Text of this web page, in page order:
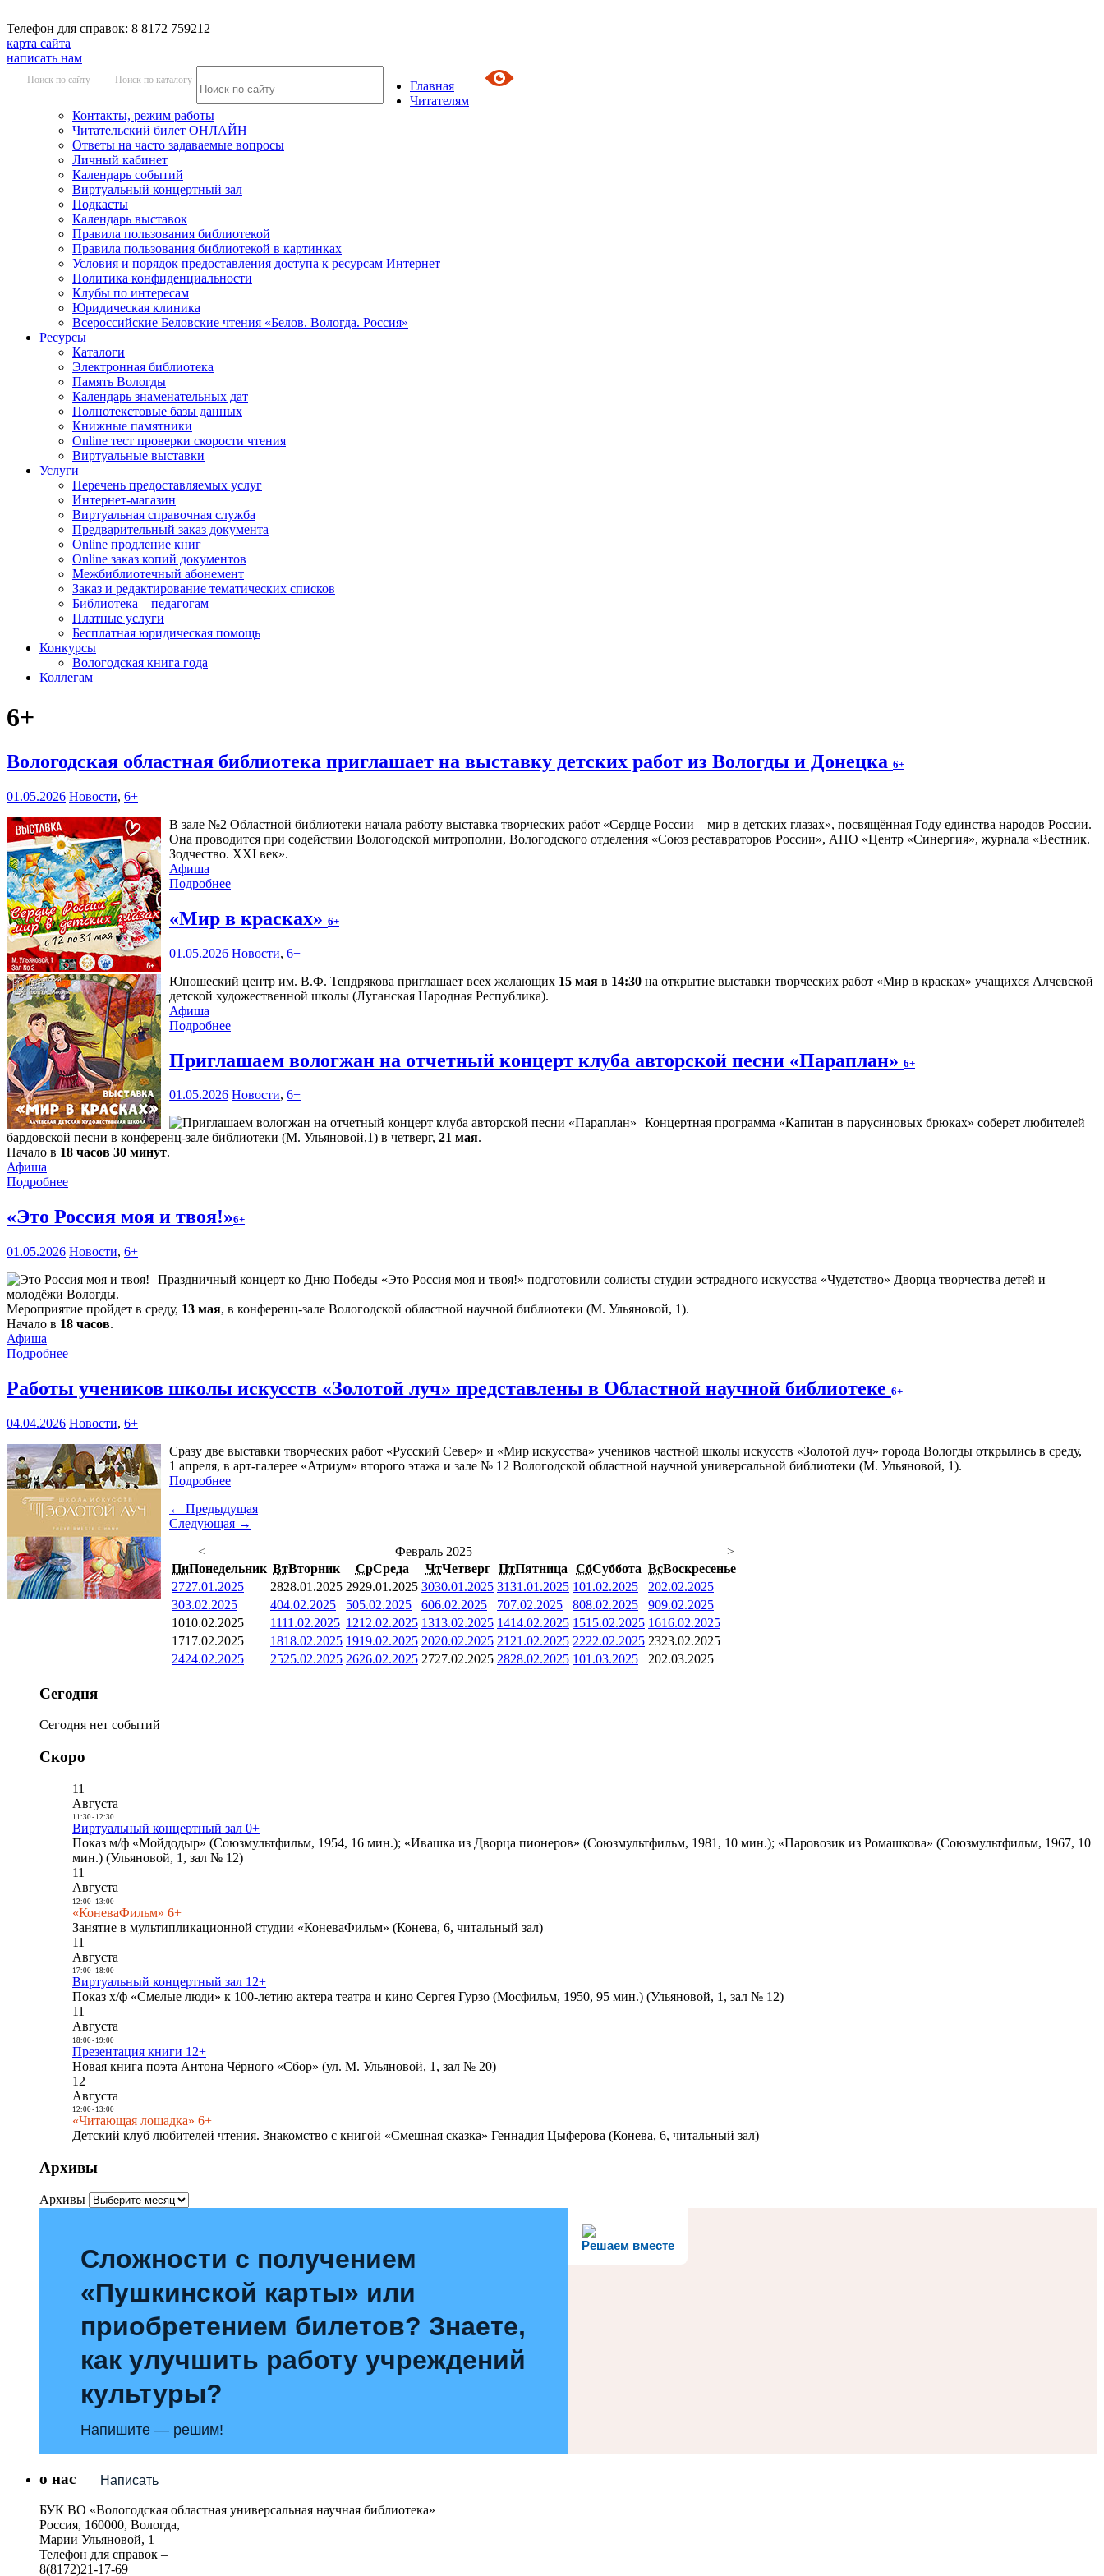
Телефон для справок: 8 8172 759212
карта сайта
написать нам
Поиск по сайту Поиск по каталогу
Главная
Читателям
Контакты, режим работы
Читательский билет ОНЛАЙН
Ответы на часто задаваемые вопросы
Личный кабинет
Календарь событий
Виртуальный концертный зал
Подкасты
Календарь выставок
Правила пользования библиотекой
Правила пользования библиотекой в картинках
Условия и порядок предоставления доступа к ресурсам Интернет
Политика конфиденциальности
Клубы по интересам
Юридическая клиника
Всероссийские Беловские чтения «Белов. Вологда. Россия»
Ресурсы
Каталоги
Электронная библиотека
Память Вологды
Календарь знаменательных дат
Полнотекстовые базы данных
Книжные памятники
Online тест проверки скорости чтения
Виртуальные выставки
Услуги
Перечень предоставляемых услуг
Интернет-магазин
Виртуальная справочная служба
Предварительный заказ документа
Online продление книг
Online заказ копий документов
Межбиблиотечный абонемент
Заказ и редактирование тематических списков
Библиотека – педагогам
Платные услуги
Бесплатная юридическая помощь
Конкурсы
Вологодская книга года
Коллегам
6+
Вологодская областная библиотека приглашает на выставку детских работ из Вологды и Донецка 6+
01.05.2026 Новости, 6+
В зале №2 Областной библиотеки начала работу выставка творческих работ «Сердце России – мир в детских глазах», посвящённая Году единства народов России.
Она проводится при содействии Вологодской митрополии, Вологодского отделения «Союз реставраторов России», АНО «Центр «Синергия», журнала «Вестник.
Зодчество. XXI век».
Афиша
Подробнее
«Мир в красках» 6+
01.05.2026 Новости, 6+
Юношеский центр им. В.Ф. Тендрякова приглашает всех желающих 15 мая в 14:30 на открытие выставки творческих работ «Мир в красках» учащихся Алчевской
детской художественной школы (Луганская Народная Республика).
Афиша
Подробнее
Приглашаем вологжан на отчетный концерт клуба авторской песни «Параплан» 6+
01.05.2026 Новости, 6+
Концертная программа «Капитан в парусиновых брюках» соберет любителей
бардовской песни в конференц-зале библиотеки (М. Ульяновой,1) в четверг, 21 мая.
Начало в 18 часов 30 минут.
Афиша
Подробнее
«Это Россия моя и твоя!»6+
01.05.2026 Новости, 6+
Праздничный концерт ко Дню Победы «Это Россия моя и твоя!» подготовили солисты студии эстрадного искусства «Чудетство» Дворца творчества детей и
молодёжи Вологды.
Мероприятие пройдет в среду, 13 мая, в конференц-зале Вологодской областной научной библиотеки (М. Ульяновой, 1).
Начало в 18 часов.
Афиша
Подробнее
Работы учеников школы искусств «Золотой луч» представлены в Областной научной библиотеке 6+
04.04.2026 Новости, 6+
Сразу две выставки творческих работ «Русский Север» и «Мир искусства» учеников частной школы искусств «Золотой луч» города Вологды открылись в среду,
1 апреля, в арт-галерее «Атриум» второго этажа и зале № 12 Вологодской областной научной универсальной библиотеки (М. Ульяновой, 1).
Подробнее
← Предыдущая
Следующая →
<
Февраль 2025
>
ПнПонедельник ВтВторник СрСреда ЧтЧетверг ПтПятница СбСуббота ВсВоскресенье
2727.01.2025 2828.01.2025 2929.01.2025 3030.01.2025 3131.01.2025 101.02.2025 202.02.2025
303.02.2025 404.02.2025 505.02.2025 606.02.2025 707.02.2025 808.02.2025 909.02.2025
1010.02.2025 1111.02.2025 1212.02.2025 1313.02.2025 1414.02.2025 1515.02.2025 1616.02.2025
1717.02.2025 1818.02.2025 1919.02.2025 2020.02.2025 21 21.02.2025 2222.02.2025 2323.02.2025
2424.02.2025 2525.02.2025 2626.02.2025 2727.02.2025 2828.02.2025 101.03.2025 202.03.2025
Сегодня
Сегодня нет событий
Скоро
11
Августа
11:30- 12:30
Виртуальный концертный зал 0+
Показ м/ф «Мойдодыр» (Союзмультфильм, 1954, 16 мин.); «Ивашка из Дворца пионеров» (Союзмультфильм, 1981, 10 мин.); «Паровозик из Ромашкова» (Союзмультфильм, 1967, 10
мин.) (Ульяновой, 1, зал № 12)
11
Августа
12:00- 13:00
«КоневаФильм» 6+
Занятие в мультипликационной студии «КоневаФильм» (Конева, 6, читальный зал)
11
Августа
17:00- 18:00
Виртуальный концертный зал 12+
Показ х/ф «Смелые люди» к 100-летию актера театра и кино Сергея Гурзо (Мосфильм, 1950, 95 мин.) (Ульяновой, 1, зал № 12)
11
Августа
18:00- 19:00
Презентация книги 12+
Новая книга поэта Антона Чёрного «Сбор» (ул. М. Ульяновой, 1, зал № 20)
12
Августа
12:00- 13:00
«Читающая лошадка» 6+
Детский клуб любителей чтения. Знакомство с книгой «Смешная сказка» Геннадия Цыферова (Конева, 6, читальный зал)
Архивы
Архивы
Решаем вместе
Сложности с получением
«Пушкинской карты» или
приобретением билетов? Знаете,
как улучшить работу учреждений
культуры?
Напишите — решим!
Написать
о нас
БУК ВО «Вологодская областная универсальная научная библиотека»
Россия, 160000, Вологда,
Марии Ульяновой, 1
Телефон для справок –
8(8172)21-17-69